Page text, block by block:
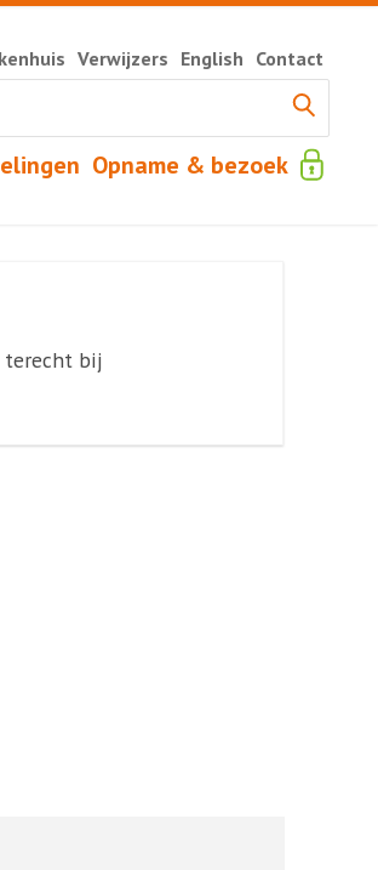
Opname & bezoek
Verwijzers English Contact
terecht bij